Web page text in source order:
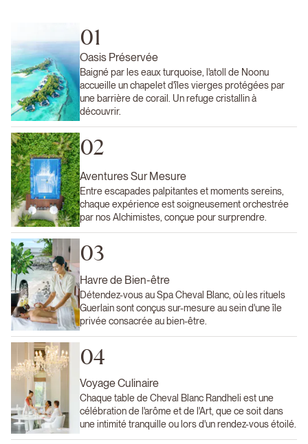
01
Oasis Préservée
Baigné par les eaux turquoise, l'atoll de Noonu
accueille un chapelet d'îles vierges protégées par
une barrière de corail. Un refuge cristallin à
découvrir.
02
Aventures Sur Mesure
Entre escapades palpitantes et moments sereins,
chaque expérience est soigneusement orchestrée
par nos Alchimistes, conçue pour surprendre.
03
Havre de Bien-être
Détendez-vous au Spa Cheval Blanc, où les rituels
Guerlain sont conçus sur-mesure au sein d'une île
privée consacrée au bien-être.
04
Voyage Culinaire
Chaque table de Cheval Blanc Randheli est une
célébration de l'arôme et de l'Art, que ce soit dans
une intimité tranquille ou lors d'un rendez-vous étoilé.